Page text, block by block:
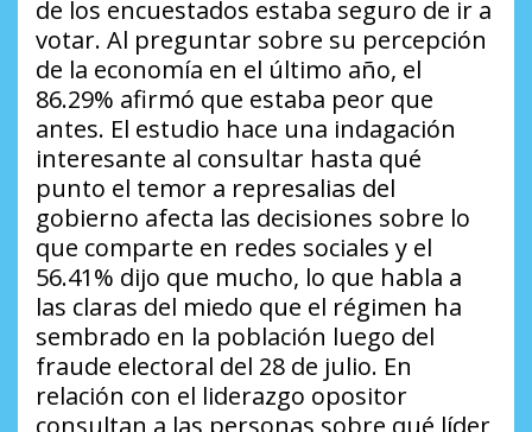
de los encuestados estaba seguro de ir a
votar. Al preguntar sobre su percepción
de la economía en el último año, el
86.29% afirmó que estaba peor que
antes. El estudio hace una indagación
interesante al consultar hasta qué
punto el temor a represalias del
gobierno afecta las decisiones sobre lo
que comparte en redes sociales y el
56.41% dijo que mucho, lo que habla a
las claras del miedo que el régimen ha
sembrado en la población luego del
fraude electoral del 28 de julio. En
relación con el liderazgo opositor